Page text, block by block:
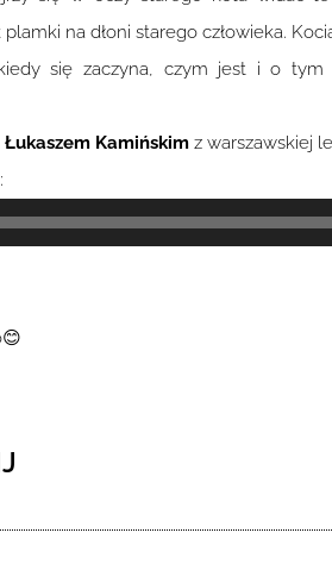
na dłoni starego człowieka.
się zaczyna, czym jest i o
Kamińskim z warszawskiej